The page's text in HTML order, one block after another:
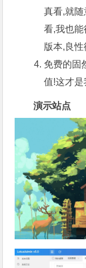
真看,就
看,我也
版本,良性
免费的固
值!这才是
演示站点